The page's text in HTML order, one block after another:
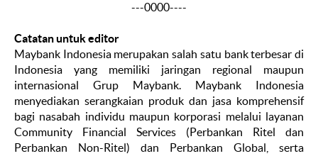
---0000----
Catatan untuk editor
Maybank Indonesia merupakan salah satu bank terbesar di
Indonesia yang memiliki jaringan regional maupun
internasional Grup Maybank. Maybank Indonesia
menyediakan serangkaian produk dan jasa komprehensif
bagi nasabah individu maupun korporasi melalui layanan
Community Financial Services (Perbankan Ritel dan
Perbankan Non-Ritel) dan Perbankan Global, serta